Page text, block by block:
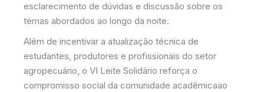
esclarecimento de dúvidas e discussão sobre os
temas abordados ao longo da noite.
Além de incentivar a atualização técnica de
estudantes, produtores e profissionais do setor
agropecuário, o VI Leite Solidário reforça o
compromisso social da comunidade acadêmicaao